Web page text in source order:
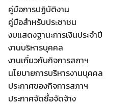
คู่มือการปฏิบัติงาน
คู่มือสำหรับประชาชน
งบแสดงฐานะการเงินประจำปี
งานบริหารบุคคล
งานเกี่ยวกับกิจการสภาฯ
นโยบายการบริหารงานบุคคล
ประกาศของกิจการสภาฯ
ประกาศจัดซื้อจัดจ้าง